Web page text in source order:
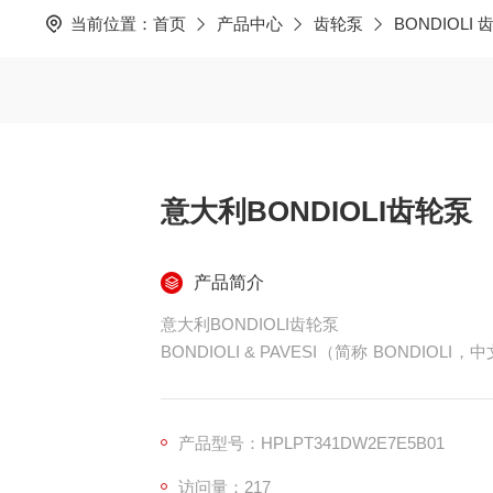
当前位置： 首页 产品中心 齿轮泵 BONDIOLI
意大利BONDIOLI齿轮泵
产品简介
意大利BONDIOLI齿轮泵
BONDIOLI & PAVESI（简称 BONDIOLI，
产品型号：HPLPT341DW2E7E5B01
访问量：217